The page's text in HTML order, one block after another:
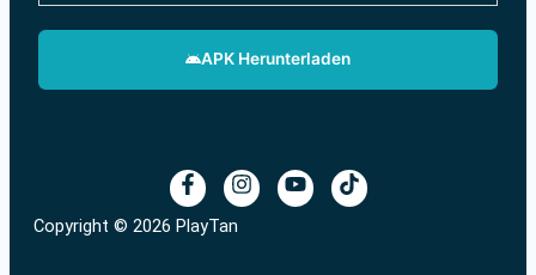
APK Herunterladen
Copyright © 2026 PlayTan